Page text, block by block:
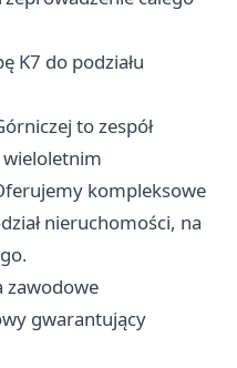
K7 do podziału
to zespół
kompleksowe
nieruchomości, na
zawodowe
gwarantujący